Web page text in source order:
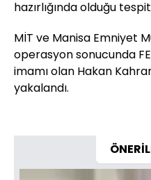
hazırlığında olduğu
MİT ve Manisa Emniyet
operasyon sonucunda
imamı olan Hakan
yakalandı.